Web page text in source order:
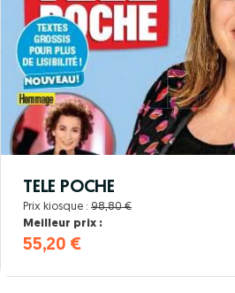
TELE POCHE
Prix kiosque : 98,80 €
Meilleur prix :
55,20 €